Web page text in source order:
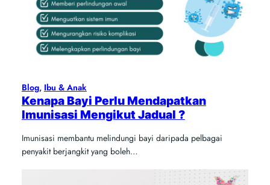
Blog, Ibu & Anak
Kenapa Bayi Perlu Mendapatkan
Imunisasi Mengikut Jadual ?
Imunisasi membantu melindungi bayi daripada pelbagai
penyakit berjangkit yang boleh…